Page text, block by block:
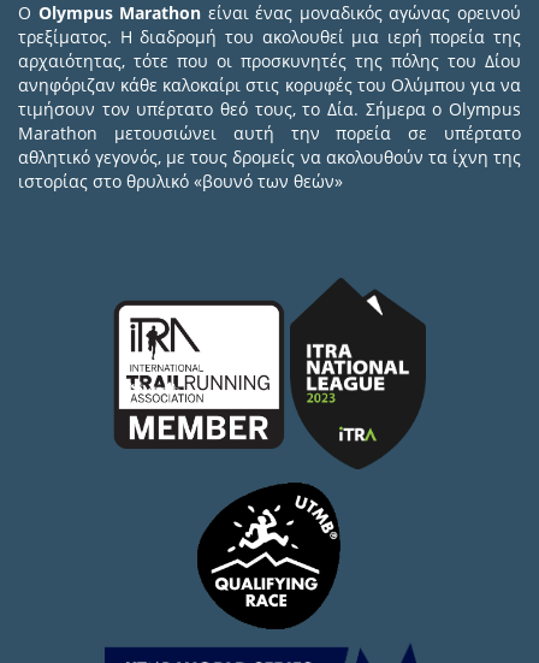
Ο Olympus Marathon είναι ένας μοναδικός αγώνας ορεινού
τρεξίματος. Η διαδρομή του ακολουθεί μια ιερή πορεία της
αρχαιότητας, τότε που οι προσκυνητές της πόλης του Δίου
ανηφόριζαν κάθε καλοκαίρι στις κορυφές του Ολύμπου για να
τιμήσουν τον υπέρτατο θεό τους, το Δία. Σήμερα ο Olympus
Marathon μετουσιώνει αυτή την πορεία σε υπέρτατο
αθλητικό γεγονός, με τους δρομείς να ακολουθούν τα ίχνη της
ιστορίας στο θρυλικό «βουνό των θεών»